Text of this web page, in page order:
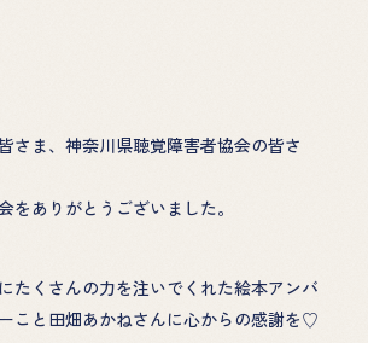
さま、神奈川県聴覚障害者協会の皆さ
をありがとうございました。
たくさんの力を注いでくれた絵本アンバ
こと田畑あかねさんに心からの感謝を♡